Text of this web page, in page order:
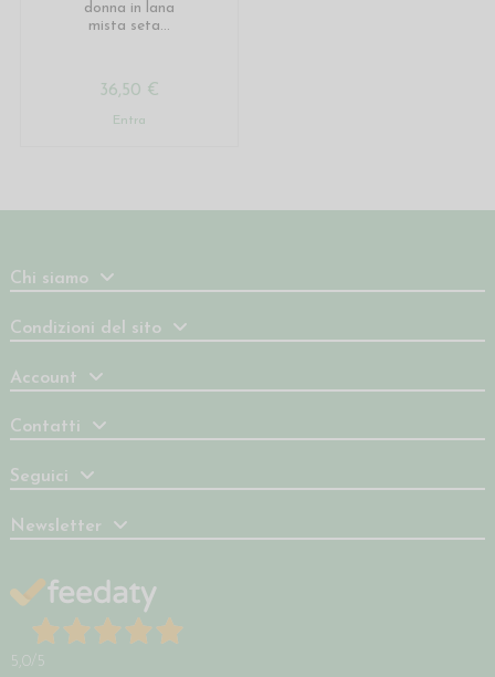
donna in lana
mista seta...
36,50 €
Entra
Chi siamo
Condizioni del sito
Account
Contatti
Seguici
Newsletter
5,0 /5